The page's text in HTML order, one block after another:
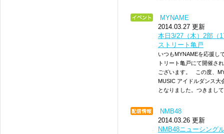
MYNAME
2014.03.27 更新
本日3/27（木）2部（
ストリート亀戸
いつもMYNAMEを応援し
トリート亀戸にて開催さ
ございます。 この度、
MUSIC アイドルダンス大
となりました。つきまし
NMB48
2014.03.26 更新
NMB48ニューシング